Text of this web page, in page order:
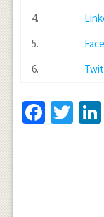
4.
5.
6.